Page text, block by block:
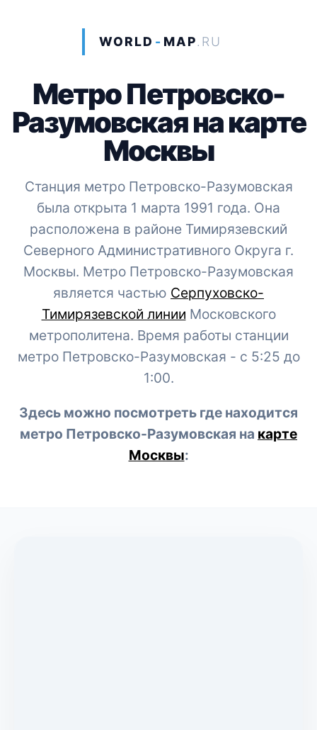
WORLD - MAP.RU
Метро Петровско-
Разумовская на карте
Москвы
Станция метро Петровско-Разумовская
была открыта 1 марта 1991 года. Она
расположена в районе Тимирязевский
Северного Административного Округа г.
Москвы. Метро Петровско-Разумовская
является частью Серпуховско-
Тимирязевской линии Московского
метрополитена. Время работы станции
метро Петровско-Разумовская - с 5:25 до
1:00.
Здесь можно посмотреть где находится
метро Петровско-Разумовская на карте
Москвы: